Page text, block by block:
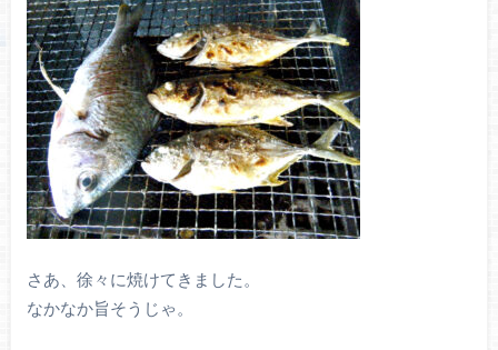
さあ、徐々に焼けてきました。
なかなか旨そうじゃ。